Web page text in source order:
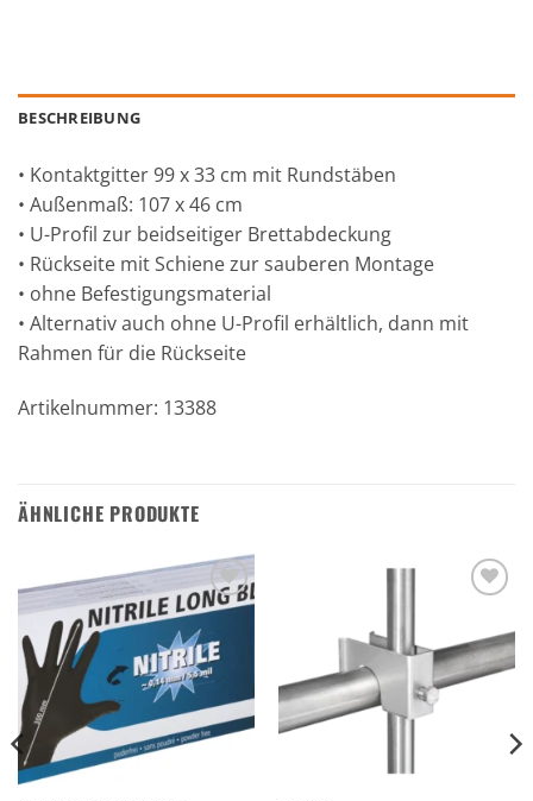
BESCHREIBUNG
• Kontaktgitter 99 x 33 cm mit Rundstäben
• Außenmaß: 107 x 46 cm
• U-Profil zur beidseitiger Brettabdeckung
• Rückseite mit Schiene zur sauberen Montage
• ohne Befestigungsmaterial
• Alternativ auch ohne U-Profil erhältlich, dann mit
Rahmen für die Rückseite
Artikelnummer: 13388
ÄHNLICHE PRODUKTE
Zu den
Favoriten
hinzufügen
hinzufügen